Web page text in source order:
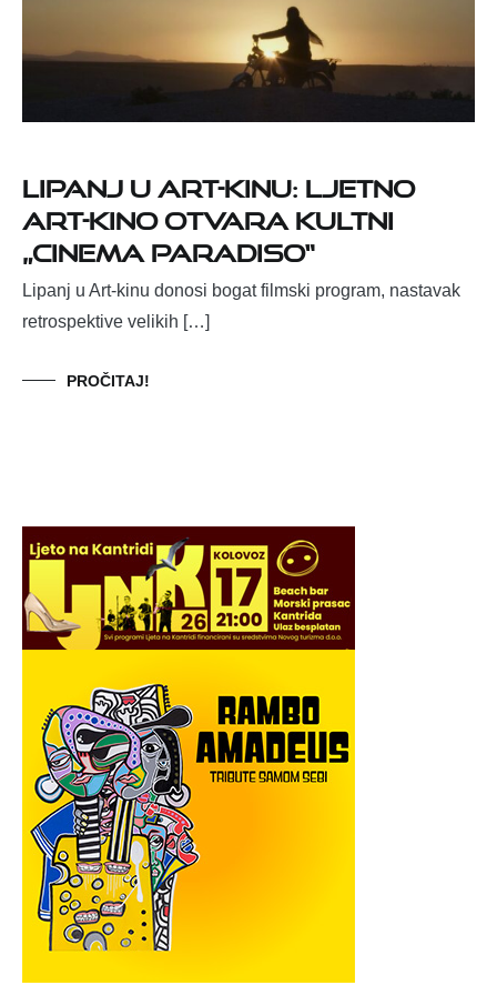
Lipanj u Art-kinu: Ljetno
Art-kino otvara kultni
„Cinema Paradiso“
Lipanj u Art-kinu donosi bogat filmski program, nastavak
retrospektive velikih […]
PROČITAJ!